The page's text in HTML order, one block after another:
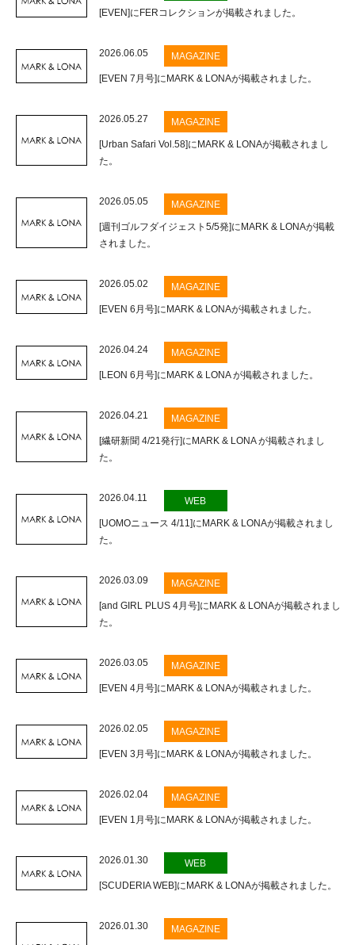
[EVEN]にFERコレクションが掲載されました。
2026.06.05
MAGAZINE
[EVEN 7月号]にMARK & LONAが掲載されました。
2026.05.27
MAGAZINE
[Urban Safari Vol.58]にMARK & LONAが掲載されまし
た。
2026.05.05
MAGAZINE
[週刊ゴルフダイジェスト5/5発]にMARK & LONAが掲載
されました。
2026.05.02
MAGAZINE
[EVEN 6月号]にMARK & LONAが掲載されました。
2026.04.24
MAGAZINE
[LEON 6月号]にMARK & LONA が掲載されました。
2026.04.21
MAGAZINE
[繊研新聞 4/21発行]にMARK & LONA が掲載されまし
た。
2026.04.11
WEB
[UOMOニュース 4/11]にMARK & LONAが掲載されまし
た。
2026.03.09
MAGAZINE
[and GIRL PLUS 4月号]にMARK & LONAが掲載されまし
た。
2026.03.05
MAGAZINE
[EVEN 4月号]にMARK & LONAが掲載されました。
2026.02.05
MAGAZINE
[EVEN 3月号]にMARK & LONAが掲載されました。
2026.02.04
MAGAZINE
[EVEN 1月号]にMARK & LONAが掲載されました。
2026.01.30
WEB
[SCUDERIA WEB]にMARK & LONAが掲載されました。
2026.01.30
MAGAZINE